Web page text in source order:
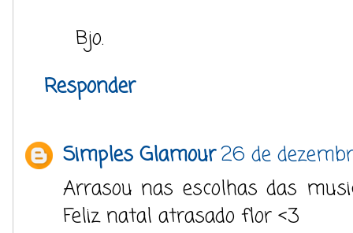
Bjo.
Responder
Simples Glamour26 de
Arrasou nas escolhas das
Feliz natal atrasado flor <3